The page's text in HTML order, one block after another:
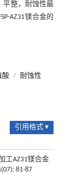
平整，耐蚀性最
AZ31镁合金的
酸 / 耐蚀性
引用格式 ▾
工AZ31镁合金
81-87